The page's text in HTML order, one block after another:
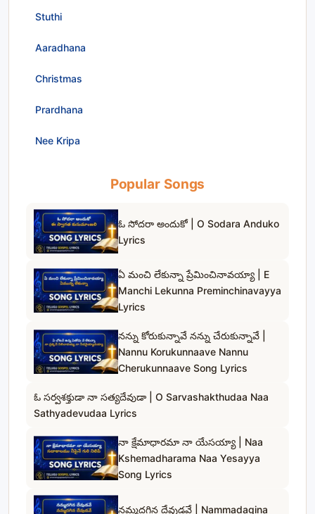
Stuthi
Aaradhana
Christmas
Prardhana
Nee Kripa
Popular Songs
ఓ సోదరా అందుకో | O Sodara Anduko
Lyrics
ఏ మంచి లేకున్నా ప్రేమించినావయ్యా | E
Manchi Lekunna Preminchinavayya
Lyrics
నన్ను కోరుకున్నావే నన్ను చేరుకున్నావే |
Nannu Korukunnaave Nannu
Cherukunnaave Song Lyrics
ఓ సర్వశక్తుడా నా సత్యదేవుడా | O Sarvashakthudaa Naa
Sathyadevudaa Lyrics
నా క్షేమాధారమా నా యేసయ్యా | Naa
Kshemadharama Naa Yesayya
Song Lyrics
నమ్మదగిన దేవుడవే | Nammadagina